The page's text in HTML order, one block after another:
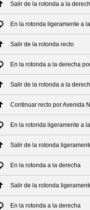
Salir de la rotonda a la
En la rotonda ligeramente a
Salir de la rotonda recto
En la rotonda a la derecha
Salir de la rotonda a la
Continuar recto por Avenida
En la rotonda ligeramente a
Salir de la rotonda
En la rotonda a la derecha
Salir de la rotonda
En la rotonda a la derecha